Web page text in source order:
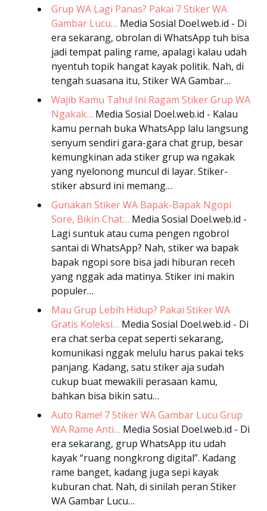
Grup WA Lagi Panas? Pakai 7 Stiker WA
Gambar Lucu… Media Sosial Doel.web.id - Di
era sekarang, obrolan di WhatsApp tuh bisa
jadi tempat paling rame, apalagi kalau udah
nyentuh topik hangat kayak politik. Nah, di
tengah suasana itu, Stiker WA Gambar…
Wajib Kamu Tahu! Ini Ragam Stiker Grup WA
Ngakak… Media Sosial Doel.web.id - Kalau
kamu pernah buka WhatsApp lalu langsung
senyum sendiri gara-gara chat grup, besar
kemungkinan ada stiker grup wa ngakak
yang nyelonong muncul di layar. Stiker-
stiker absurd ini memang…
Gunakan Stiker WA Bapak-Bapak Ngopi
Sore, Bikin Chat… Media Sosial Doel.web.id -
Lagi suntuk atau cuma pengen ngobrol
santai di WhatsApp? Nah, stiker wa bapak
bapak ngopi sore bisa jadi hiburan receh
yang nggak ada matinya. Stiker ini makin
populer…
Mau Grup Lebih Hidup? Pakai Stiker WA
Gratis Koleksi… Media Sosial Doel.web.id - Di
era chat serba cepat seperti sekarang,
komunikasi nggak melulu harus pakai teks
panjang. Kadang, satu stiker aja sudah
cukup buat mewakili perasaan kamu,
bahkan bisa bikin satu…
Auto Rame! 7 Stiker WA Gambar Lucu Grup
WA Rame Anti… Media Sosial Doel.web.id - Di
era sekarang, grup WhatsApp itu udah
kayak “ruang nongkrong digital”. Kadang
rame banget, kadang juga sepi kayak
kuburan chat. Nah, di sinilah peran Stiker
WA Gambar Lucu…